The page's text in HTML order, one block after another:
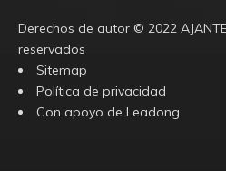
Derechos de autor ©️ 2022
reservados
Sitemap
Política de privacidad
Con apoyo de Leadong